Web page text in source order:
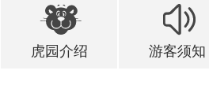
虎园介绍 游客须知